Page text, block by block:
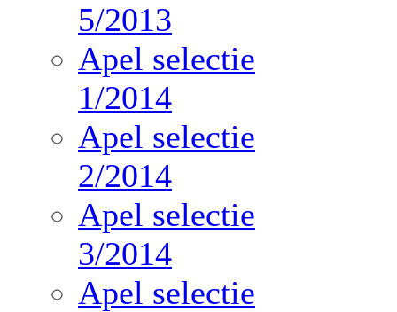
5/2013
Apel selectie
1/2014
Apel selectie
2/2014
Apel selectie
3/2014
Apel selectie